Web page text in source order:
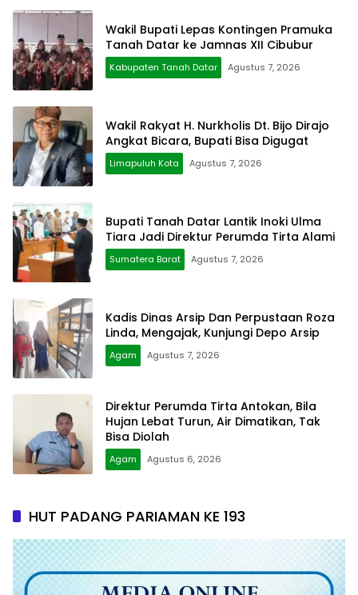
Wakil Bupati Lepas Kontingen Pramuka
Tanah Datar ke Jamnas XII Cibubur
Kabupaten Tanah Datar Agustus 7, 2026
Wakil Rakyat H. Nurkholis Dt. Bijo Dirajo
Angkat Bicara, Bupati Bisa Digugat
Limapuluh Kota Agustus 7, 2026
Bupati Tanah Datar Lantik Inoki Ulma
Tiara Jadi Direktur Perumda Tirta Alami
Sumatera Barat Agustus 7, 2026
Kadis Dinas Arsip Dan Perpustaan Roza
Linda, Mengajak, Kunjungi Depo Arsip
Agam Agustus 7, 2026
Direktur Perumda Tirta Antokan, Bila
Hujan Lebat Turun, Air Dimatikan, Tak
Bisa Diolah
Agam Agustus 6, 2026
HUT PADANG PARIAMAN KE 193